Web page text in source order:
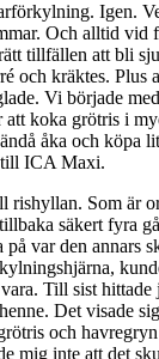
Igen.
Och alltid vid
tillfällen att bli
och kräktes. Plus
Vi började
koka grötris i
åka och köpa
till ICA Maxi.
Som är
säkert fyra
var den annars
Till sist hittade
Det visade
och
mig inte att det